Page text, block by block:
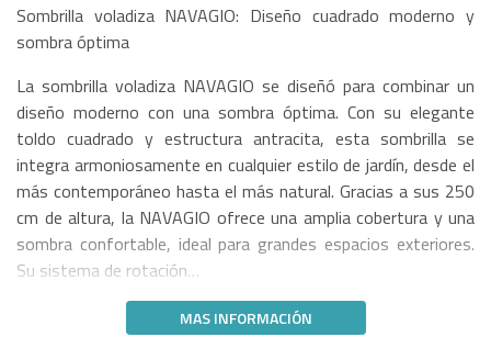
Sombrilla voladiza NAVAGIO: Diseño cuadrado moderno y
sombra óptima
La sombrilla voladiza NAVAGIO se diseñó para combinar un
diseño moderno con una sombra óptima. Con su elegante
toldo cuadrado y estructura antracita, esta sombrilla se
integra armoniosamente en cualquier estilo de jardín, desde el
más contemporáneo hasta el más natural. Gracias a sus 250
cm de altura, la NAVAGIO ofrece una amplia cobertura y una
sombra confortable, ideal para grandes espacios exteriores.
Su sistema de rotación…
MAS INFORMACIÓN